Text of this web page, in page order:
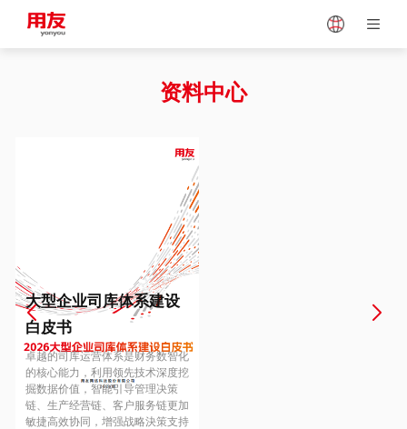
Vietnam
Europe
Hungary
Hong Kong
资料中心
大型企业司库体系建设
白皮书
卓越的司库运营体系是财务数智化
的核心能力，利用领先技术深度挖
掘数据价值，智能引导管理决策
链、生产经营链、客户服务链更加
敏捷高效协同，增强战略決策支持